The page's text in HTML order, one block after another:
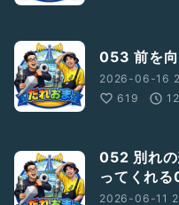
053 前を
2026-06-16
619
052 別れの
ってくれ
2026-06-11